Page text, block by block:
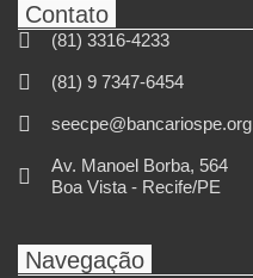
Contato
(81) 3316-4233
(81) 9 7347-6454
Av. Manoel Borba, 564
Boa Vista - Recife/PE
Navegação